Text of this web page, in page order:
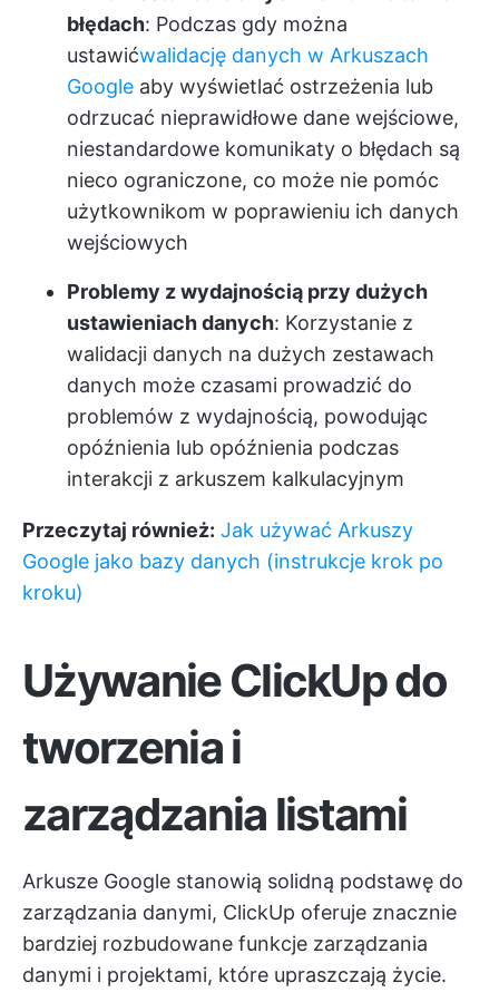
błędach: Podczas gdy można
ustawićwalidację danych w Arkuszach
Google aby wyświetlać ostrzeżenia lub
odrzucać nieprawidłowe dane wejściowe,
niestandardowe komunikaty o błędach są
nieco ograniczone, co może nie pomóc
użytkownikom w poprawieniu ich danych
wejściowych
Problemy z wydajnością przy dużych
ustawieniach danych: Korzystanie z
walidacji danych na dużych zestawach
danych może czasami prowadzić do
problemów z wydajnością, powodując
opóźnienia lub opóźnienia podczas
interakcji z arkuszem kalkulacyjnym
Przeczytaj również: Jak używać Arkuszy
Google jako bazy danych (instrukcje krok po
kroku)
Używanie ClickUp do
tworzenia i
zarządzania listami
Arkusze Google stanowią solidną podstawę do
zarządzania danymi, ClickUp oferuje znacznie
bardziej rozbudowane funkcje zarządzania
danymi i projektami, które upraszczają życie.